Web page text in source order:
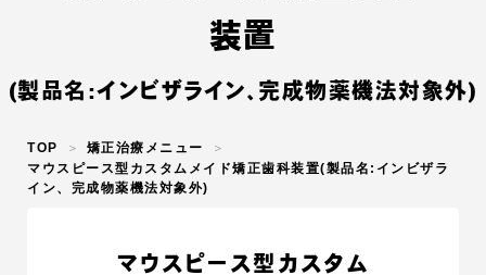
装置
(製品名:インビザライン、完成物薬機法対象外)
TOP
矯正治療メニュー
マウスピース型カスタムメイド矯正歯科装置(製品名:インビザラ
イン、完成物薬機法対象外)
マウスピース型カスタム